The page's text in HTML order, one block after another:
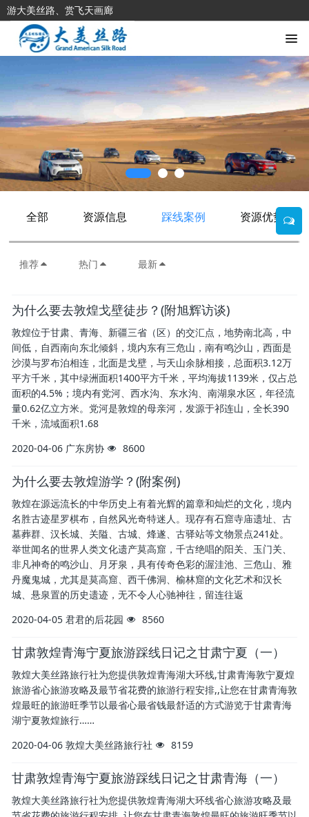
游大美丝路、赏飞天画廊
全部 资源信息 踩线案例 资源优势
推荐 热门 最新
为什么要去敦煌戈壁徒步？(附旭辉访谈)
敦煌位于甘肃、青海、新疆三省（区）的交汇点，地势南北高，中
间低，自西南向东北倾斜，境内东有三危山，南有鸣沙山，西面是
沙漠与罗布泊相连，北面是戈壁，与天山余脉相接，总面积3.12万
平方千米，其中绿洲面积1400平方千米，平均海拔1139米，仅占总
面积的4.5%；境内有党河、西水沟、东水沟、南湖泉水区，年径流
量0.62亿立方米。党河是敦煌的母亲河，发源于祁连山，全长390
千米，流域面积1.68
2020-04-06 广东房协 8600
为什么要去敦煌游学？(附案例)
敦煌在源远流长的中华历史上有着光辉的篇章和灿烂的文化，境内
名胜古迹星罗棋布，自然风光奇特迷人。现存有石窟寺庙遗址、古
墓葬群、汉长城、关隘、古城、烽遂、古驿站等文物景点241处。
举世闻名的世界人类文化遗产莫高窟，千古绝唱的阳关、玉门关、
非凡神奇的鸣沙山、月牙泉，具有传奇色彩的渥洼池、三危山、雅
丹魔鬼城，尤其是莫高窟、西千佛洞、榆林窟的文化艺术和汉长
城、悬泉置的历史遗迹，无不令人心驰神往，留连往返
2020-04-05 君君的后花园 8560
甘肃敦煌青海宁夏旅游踩线日记之甘肃宁夏（一）
敦煌大美丝路旅行社为您提供敦煌青海湖大环线,甘肃青海敦宁夏煌
旅游省心旅游攻略及最节省花费的旅游行程安排,,让您在甘肃青海敦
煌最旺的旅游旺季节以最省心最省钱最舒适的方式游览于甘肃青海
湖宁夏敦煌旅行……
2020-04-06 敦煌大美丝路旅行社 8159
甘肃敦煌青海宁夏旅游踩线日记之甘肃青海（一）
敦煌大美丝路旅行社为您提供敦煌青海湖大环线省心旅游攻略及最